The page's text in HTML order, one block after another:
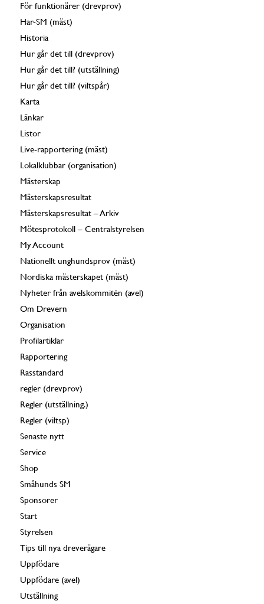
För funktionärer (drevprov)
Har-SM (mäst)
Historia
Hur går det till (drevprov)
Hur går det till? (utställning)
Hur går det till? (viltspår)
Karta
Länkar
Listor
Live-rapportering (mäst)
Lokalklubbar (organisation)
Mästerskap
Mästerskapsresultat
Mästerskapsresultat – Arkiv
Mötesprotokoll – Centralstyrelsen
My Account
Nationellt unghundsprov (mäst)
Nordiska mästerskapet (mäst)
Nyheter från avelskommitén (avel)
Om Drevern
Organisation
Profilartiklar
Rapportering
Rasstandard
regler (drevprov)
Regler (utställning.)
Regler (viltsp)
Senaste nytt
Service
Shop
Småhunds SM
Sponsorer
Start
Styrelsen
Tips till nya dreverägare
Uppfödare
Uppfödare (avel)
Utställning